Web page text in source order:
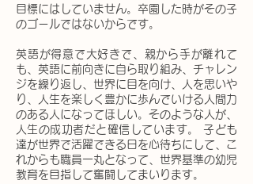
目標にはしていません。卒園した時がその子
のゴールではないからです。
英語が得意で大好きで、親から手が離れて
も、英語に前向きに自ら取り組み、チャレン
ジを繰り返し、世界に目を向け、人を思いや
り、人生を楽しく豊かに歩んでいける人間力
のある人になってほしい。そのような人が、
人生の成功者だと確信しています。 子ども
達が世界で活躍できる日を心待ちにして、こ
れからも職員一丸となって、世界基準の幼児
教育を目指して奮闘してまいります。